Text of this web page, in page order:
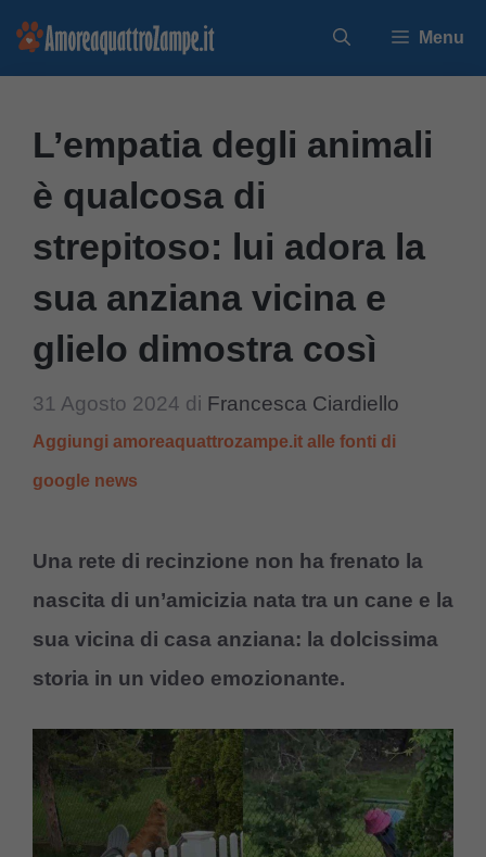
Vai
Menu
L’empatia degli animali
è qualcosa di
strepitoso: lui adora la
sua anziana vicina e
glielo dimostra così
31 Agosto 2024 di Francesca Ciardiello
Aggiungi amoreaquattrozampe.it alle fonti di
google news
Una rete di recinzione non ha frenato la
nascita di un’amicizia nata tra un cane e la
sua vicina di casa anziana: la dolcissima
storia in un video emozionante.